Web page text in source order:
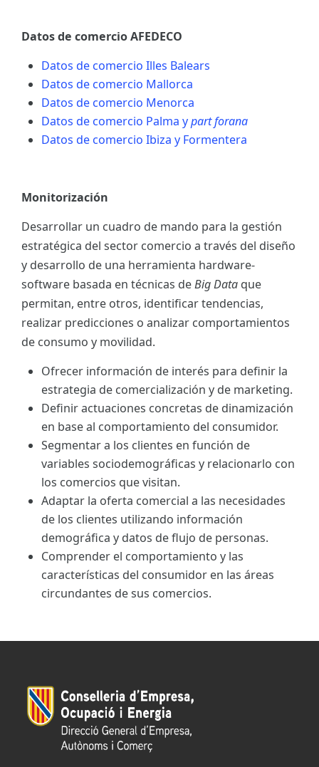
Datos de comercio AFEDECO
Datos de comercio Illes Balears
Datos de comercio Mallorca
Datos de comercio Menorca
Datos de comercio Palma ypart forana
Datos de comercio Ibiza y Formentera
Monitorización
Desarrollar un cuadro de mando para la gestión
estratégica del sector comercio a través del diseño
y desarrollo de una herramienta hardware-
software basada en técnicas deBig Data que
permitan, entre otros, identificar tendencias,
realizar predicciones o analizar comportamientos
de consumo y movilidad.
Ofrecer información de interés para definir la
estrategia de comercialización y de marketing.
Definir actuaciones concretas de dinamización
en base al comportamiento del consumidor.
Segmentar a los clientes en función de
variables sociodemográficas y relacionarlo con
los comercios que visitan.
Adaptar la oferta comercial a las necesidades
de los clientes utilizando información
demográfica y datos de flujo de personas.
Comprender el comportamiento y las
características del consumidor en las áreas
circundantes de sus comercios.